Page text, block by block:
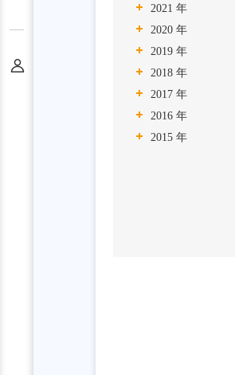
2021 年
2020 年
2019 年
2018 年
2017 年
2016 年
2015 年